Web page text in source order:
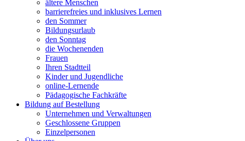
ältere Menschen
barrierefreies und inklusives Lernen
den Sommer
Bildungsurlaub
den Sonntag
die Wochenenden
Frauen
Ihren Stadtteil
Kinder und Jugendliche
online-Lernende
Pädagogische Fachkräfte
Bildung auf Bestellung
Unternehmen und Verwaltungen
Geschlossene Gruppen
Einzelpersonen